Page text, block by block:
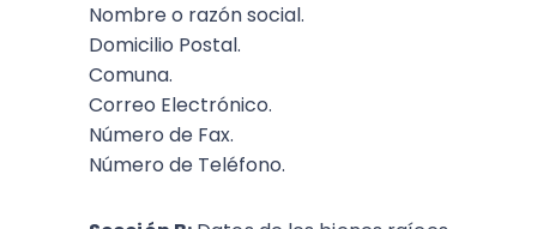
Nombre o razón social.
Domicilio Postal.
Comuna.
Correo Electrónico.
Número de Fax.
Número de Teléfono.